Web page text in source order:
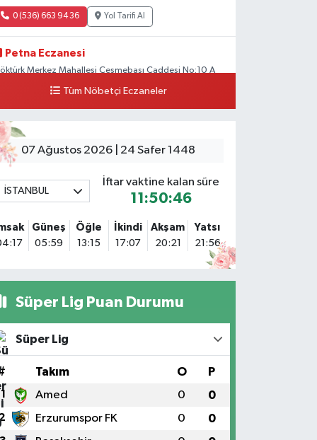
0 (536) 663 94 36 Yol Tarifi Al
Petna Eczanesi
Merkez Mahallesi Çeşmebaşı Caddesi No:10 A
0 (212) 360 18 23 Yol Tarifi Al
Sacide Eczanesi
Mahallesi Soğanlık Caddesi No:34 A
Bulvar Eczanesi
Yesevi Mahallesi Abbas Medeni Sokak 17 A Çiftlik
geçtikten sonra Harman Mobilya arkası,
mevki, ECZANELER BÖLGESİ (GÜNEŞ, BULVAR,
0 (216) 208 59 51 Yol Tarifi Al
Mahallesi Tunç Sokak 1 A Çıksalın,Alev
Semt Konağı yanı
0 (212) 369 45 49
Anka Eczanesi
Mahallesi Acıbadem Caddesi 76 A İŞ BANKASI
KADIKÖY İSTİKAMETİNE GİDERKEN
Tüm Nöbetçi Eczaneler
07 Ağustos 2026 | 24 Safer 1448
İSTANBUL
İftar vaktine kalan süre
11:50:45
Güneş
05:59
Öğle
13:15
İkindi
17:07
Akşam
20:21
Yatsı
21:56
Süper Lig Puan Durumu
Süper Lig
Takım O P
1 Amed 0 0
Erzurumspor FK 0 0